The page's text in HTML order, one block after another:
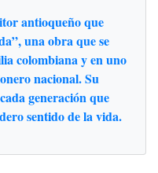
antioqueño que
una obra que se
colombiana y en uno
nacional. Su
generación que
sentido de la vida.